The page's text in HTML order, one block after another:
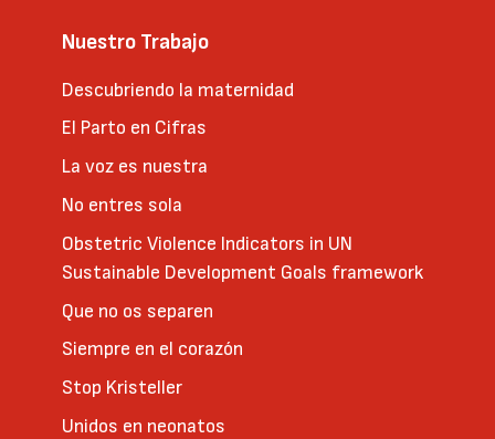
Nuestro Trabajo
Descubriendo la maternidad
El Parto en Cifras
La voz es nuestra
No entres sola
Obstetric Violence Indicators in UN
Sustainable Development Goals framework
Que no os separen
Siempre en el corazón
Stop Kristeller
Unidos en neonatos